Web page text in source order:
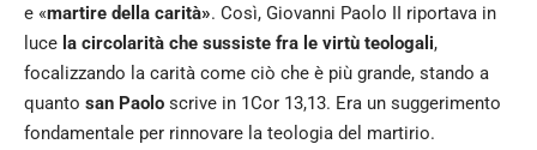
e «martire della carità». Così, Giovanni Paolo II riportava in
luce la circolarità che sussiste fra le virtù teologali,
focalizzando la carità come ciò che è più grande, stando a
quanto san Paolo scrive in 1Cor 13,13. Era un suggerimento
fondamentale per rinnovare la teologia del martirio.